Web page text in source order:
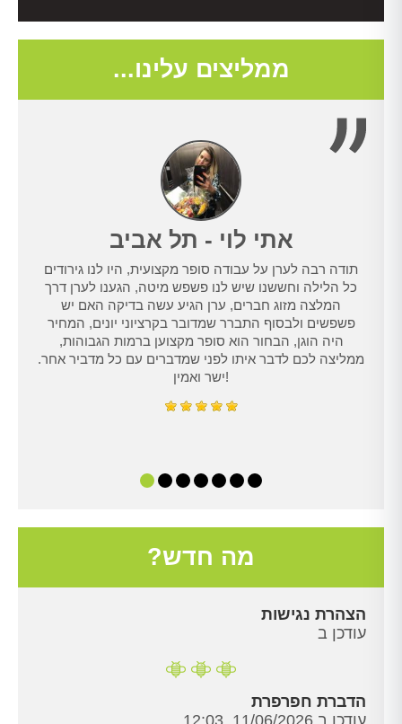
ממליצים עלינו...
אתי לוי - תל אביב
תודה רבה לערן על עבודה סופר מקצועית, היו לנו גירודים
כל הלילה וחששנו שיש לנו פשפש מיטה, הגענו לערן דרך
המלצה מזוג חברים, ערן הגיע עשה בדיקה האם יש
פשפשים ולבסוף התברר שמדובר בקרציוני יונים, המחיר
היה הוגן, הבחור הוא סופר מקצוען ברמות הגבוהות,
ממליצה לכם לדבר איתו לפני שמדברים עם כל מדביר אחר.
ישר ואמין!
מה חדש?
הצהרת נגישות
עודכן ב
הדברת חפרפרת